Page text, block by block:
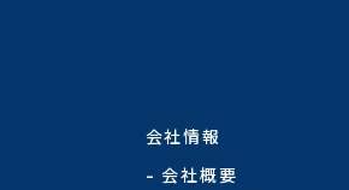
会社情報
- 会社概要